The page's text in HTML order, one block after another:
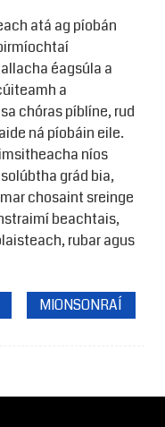
atá ag píobán
éagsúla a
a
chóras píblíne, rud
ná píobáin eile.
níos
grád bia,
chosaint sreinge
beachtais,
rubar agus
MIONSONRAÍ